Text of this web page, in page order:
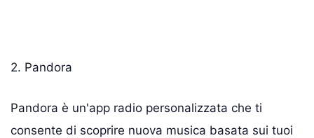
2. Pandora
Pandora è un'app radio personalizzata che ti
consente di scoprire nuova musica basata sui tuoi